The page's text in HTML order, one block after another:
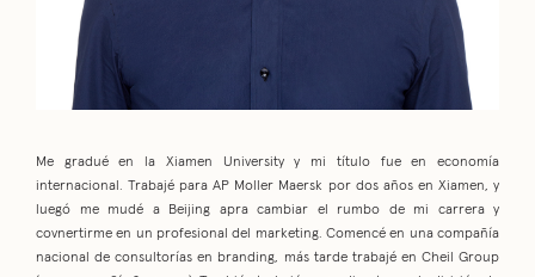
Me gradué en la Xiamen University y mi título fue en economía
internacional. Trabajé para AP Moller Maersk por dos años en Xiamen, y
luegó me mudé a Beijing apra cambiar el rumbo de mi carrera y
covnertirme en un profesional del marketing. Comencé en una compañía
nacional de consultorías en branding, más tarde trabajé en Cheil Group